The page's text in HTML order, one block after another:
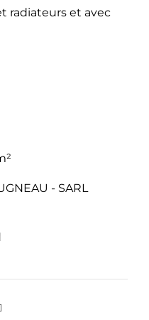
radiateurs et avec
- SARL